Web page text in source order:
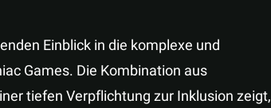
Einblick in die komplexe und
Games. Die Kombination aus
tiefen Verpflichtung zur Inklusion zeigt,